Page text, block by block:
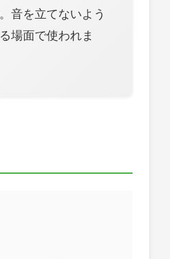
音を立てないよう
場面で使われま